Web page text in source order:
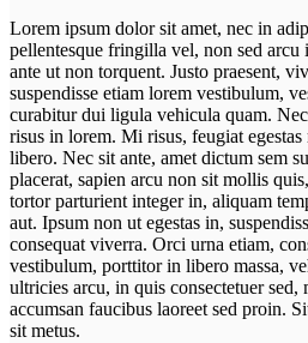
Lorem ipsum dolor sit amet, nec in
pellentesque fringilla vel, non sed arcu
ante ut non torquent. Justo praesent,
suspendisse etiam lorem vestibulum,
curabitur dui ligula vehicula quam.
risus in lorem. Mi risus, feugiat
libero. Nec sit ante, amet dictum sem
placerat, sapien arcu non sit mollis
tortor parturient integer in, aliquam
aut. Ipsum non ut egestas in,
consequat viverra. Orci urna etiam,
vestibulum, porttitor in libero massa,
ultricies arcu, in quis consectetuer sed,
accumsan faucibus laoreet sed proin.
sit metus.